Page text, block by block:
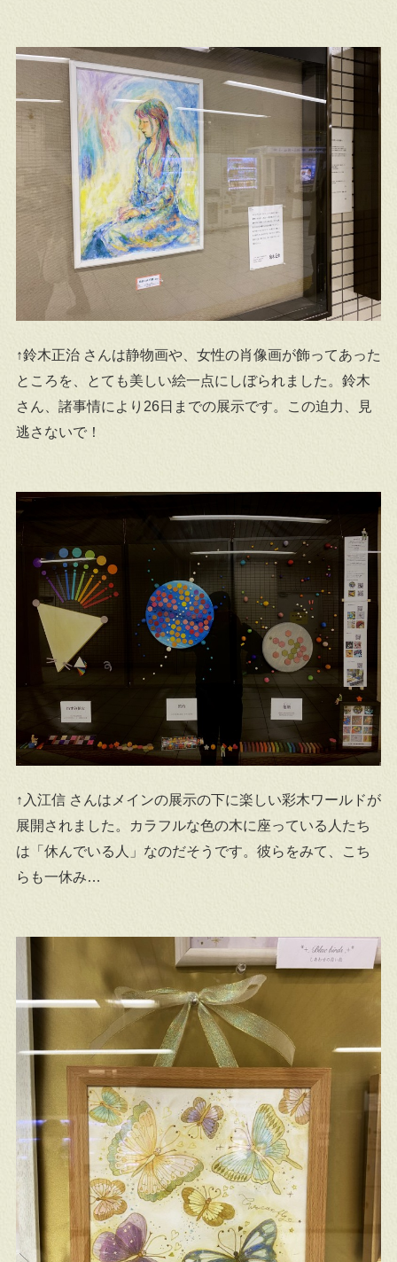
↑鈴木正治 さんは静物画や、女性の肖像画が飾ってあった
ところを、とても美しい絵一点にしぼられました。鈴木
さん、諸事情により26日までの展示です。この迫力、見
逃さないで！
↑入江信 さんはメインの展示の下に楽しい彩木ワールドが
展開されました。カラフルな色の木に座っている人たち
は「休んでいる人」なのだそうです。彼らをみて、こち
らも一休み…